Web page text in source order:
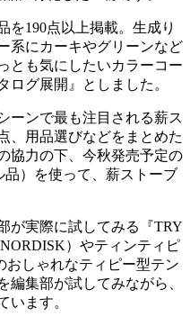
を190点以上掲載。生成り
系にカーキやグリーンなど
とも気にしたいカラーコー
ログ展開』としました。
ーンで最も注目される薪ス
、用品選びなどをまとめた
協力の下、今秋発売予定の
品）を使って、薪ストーブ
が実際に試してみる『TRY
）やティンティピ
おしゃれなティピー型テン
編集部が試してみながら、
います。